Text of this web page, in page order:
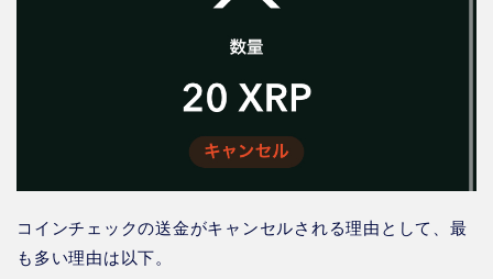
コインチェックの送金がキャンセルされる理由として、最
も多い理由は以下。